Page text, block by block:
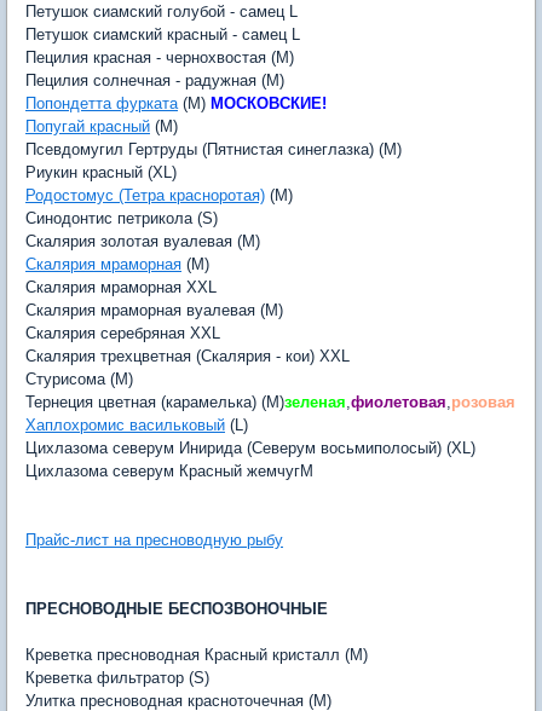
Петушок сиамский голубой - самец L
Петушок сиамский красный - самец L
Пецилия красная - чернохвостая (M)
Пецилия солнечная - радужная (M)
Попондетта фурката(M) МОСКОВСКИЕ!
Попугай красный (M)
Псевдомугил Гертруды (Пятнистая синеглазка) (M)
Риукин красный (XL)
Родостомус (Тетра красноротая) (M)
Синодонтис петрикола (S)
Скалярия золотая вуалевая (M)
Скалярия мраморная (M)
Скалярия мраморная XXL
Скалярия мраморная вуалевая (M)
Скалярия серебряная XXL
Скалярия трехцветная (Скалярия - кои) XXL
Стурисома (M)
Тернеция цветная (карамелька) (M)зеленая,фиолетовая,розовая
Хаплохромис васильковый (L)
Цихлазома северум Инирида (Северум восьмиполосый) (XL)
Цихлазома северум Красный жемчугM
Прайс-лист на пресноводную рыбу
ПРЕСНОВОДНЫЕ БЕСПОЗВОНОЧНЫЕ
Креветка пресноводная Красный кристалл (M)
Креветка фильтратор (S)
Улитка пресноводная красноточечная (M)